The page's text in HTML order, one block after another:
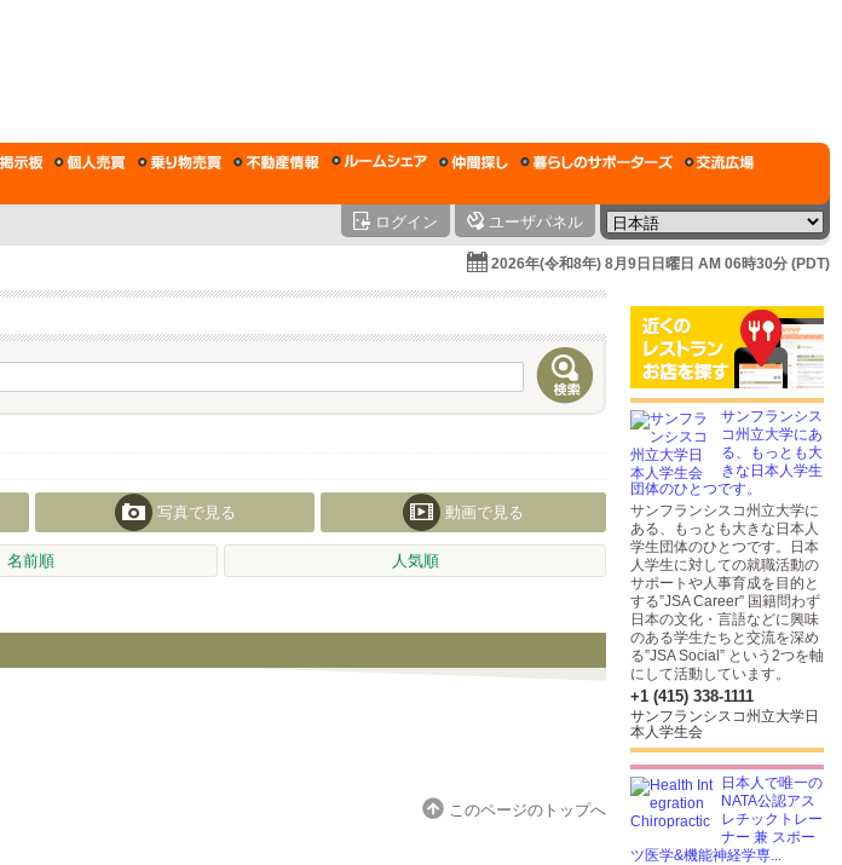
ログイン ユーザパネル
2026年(令和8年) 8月9日日曜日 AM 06時30分 (PDT)
写真で見る 動画で見る
名前順 人気順
このページのトップへ
サンフランシス
コ州立大学にあ
る、もっとも大
きな日本人学生
団体のひとつです。
サンフランシスコ州立大学に
ある、もっとも大きな日本人
学生団体のひとつです。日本
人学生に対しての就職活動の
サポートや人事育成を目的と
する”JSA Career” 国籍問わず
日本の文化・言語などに興味
のある学生たちと交流を深め
る”JSA Social” という2つを軸
にして活動しています。
+1 (415) 338-1111
サンフランシスコ州立大学日
本人学生会
日本人で唯一の
NATA公認アス
レチックトレー
ナー 兼 スポー
ツ医学&機能神経学専...